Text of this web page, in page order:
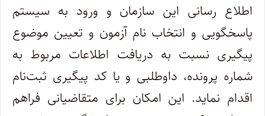
اطلاع رسانی این سازمان و ورود به سیستم
پاسخگویی و انتخاب نام آزمون و تعیین موضوع
پیگیری نسبت به دریافت اطلاعات مربوط به
شماره پرونده، داوطلبی و یا کد پیگیری ثبت‌نام
اقدام نماید. این امکان برای متقاضیانی فراهم